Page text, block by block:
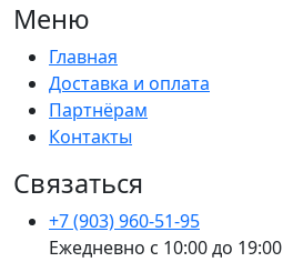
Меню
Главная
Доставка и оплата
Партнёрам
Контакты
Связаться
+7 (903) 960-51-95
Ежедневно с 10:00 до 19:00